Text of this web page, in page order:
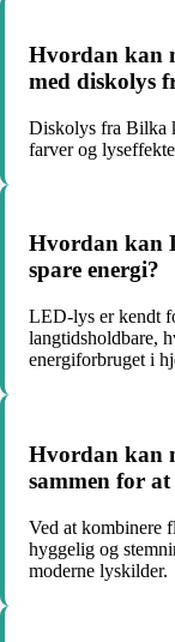
Hvordan kan
med diskolys
Diskolys fra Bilka
farver og
Hvordan kan
spare energi?
LED-lys er kendt
langtidsholdbare,
energiforbruget i
Hvordan kan
sammen for
Ved at kombinere
hyggelig og
moderne lyskilder.